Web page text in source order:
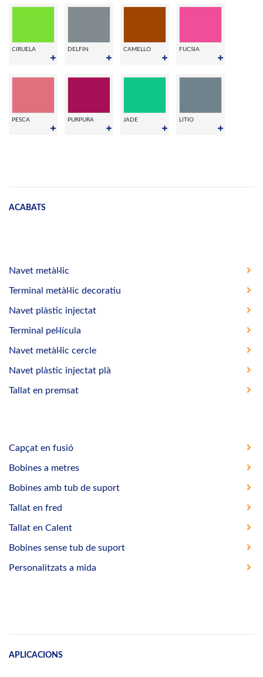
CIRUELA DELFIN CAMELLO FUCSIA
PESCA PURPURA JADE LITIO
ACABATS
Navet metàl·lic
Terminal metàl·lic decoratiu
Navet plàstic injectat
Terminal pel·lícula
Navet metàl·lic cercle
Navet plàstic injectat plà
Tallat en premsat
Capçat en fusió
Bobines a metres
Bobines amb tub de suport
Tallat en fred
Tallat en Calent
Bobines sense tub de suport
Personalitzats a mida
APLICACIONS